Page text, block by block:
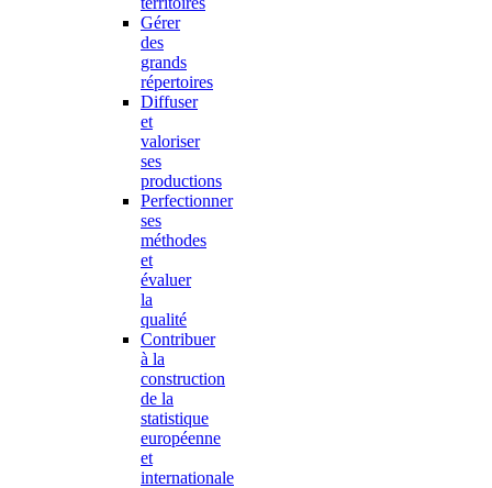
Gérer
des
grands
répertoires
Diffuser
et
valoriser
ses
productions
Perfectionner
ses
méthodes
et
évaluer
la
qualité
Contribuer
à la
construction
de la
statistique
européenne
et
internationale